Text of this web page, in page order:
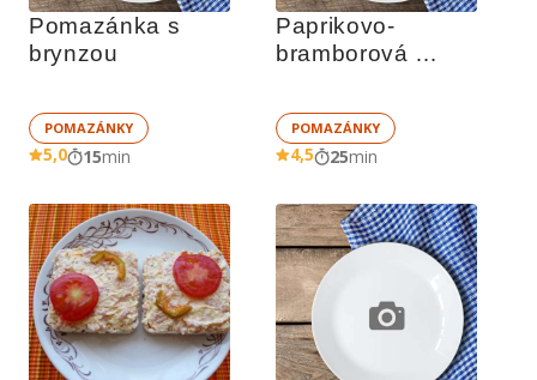
Pomazánka s
brynzou
POMAZÁNKY
5,0 15min
Paprikovo-
bramborová
POMAZÁNKY
4,5 25min